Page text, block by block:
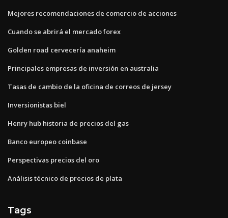
Mejores recomendaciones de comercio de acciones
Cuando se abrirá el mercado forex
Golden road cervecería anaheim
Principales empresas de inversión en australia
Tasas de cambio de la oficina de correos de jersey
Inversionistas biel
Henry hub historia de precios del gas
Banco europeo coinbase
Perspectivas precios del oro
Análisis técnico de precios de plata
Tags